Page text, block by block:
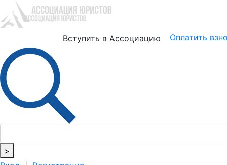
Вступить в Ассоциацию Оплатить
>